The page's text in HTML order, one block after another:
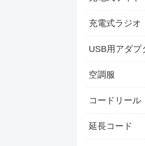
充電式ラジオ
USB用アダプ
空調服
コードリール
延長コード